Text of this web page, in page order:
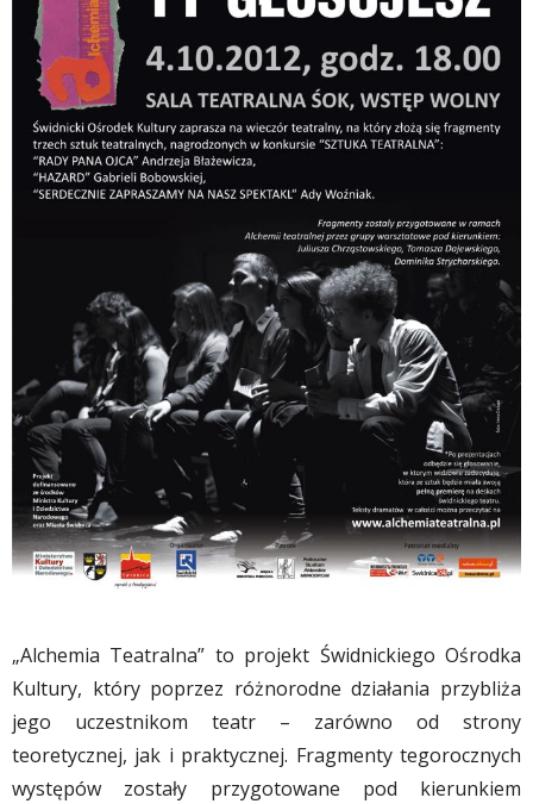
„Alchemia Teatralna” to projekt Świdnickiego Ośrodka
Kultury, który poprzez różnorodne działania przybliża
jego uczestnikom teatr – zarówno od strony
teoretycznej, jak i praktycznej. Fragmenty tegorocznych
występów zostały przygotowane pod kierunkiem